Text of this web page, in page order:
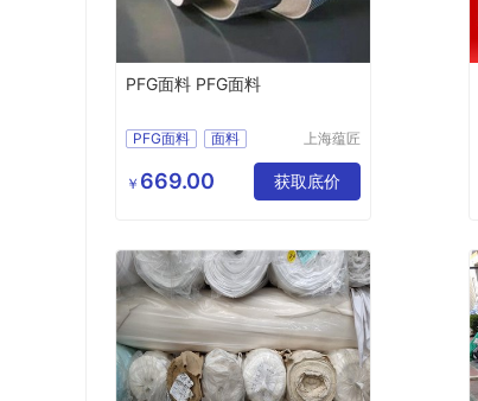
PFG面料 PFG面料
PFG面料
面料
美国面料
美国PFG面料
上海蕴匠
公司
￥ 669.00 获取底价